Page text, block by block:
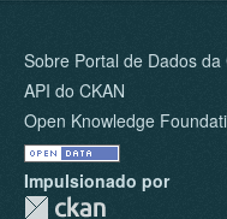
Sobre Portal de Dados da
API do CKAN
Open Knowledge
Impulsionado por